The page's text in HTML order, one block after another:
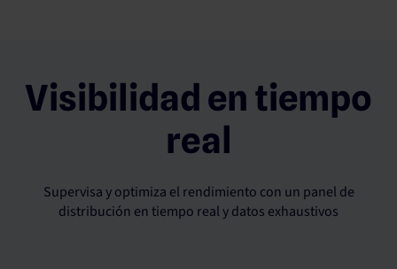
Visibilidad en tiempo
real
Supervisa y optimiza el rendimiento con un panel de
distribución en tiempo real y datos exhaustivos